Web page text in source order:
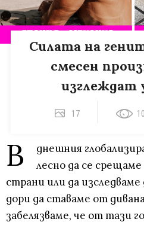
Силата на
смесен
изглеждат
17
В
днешния
лесно да се
страни или да изследваме
дори да ставаме от
забелязваме, че от тази